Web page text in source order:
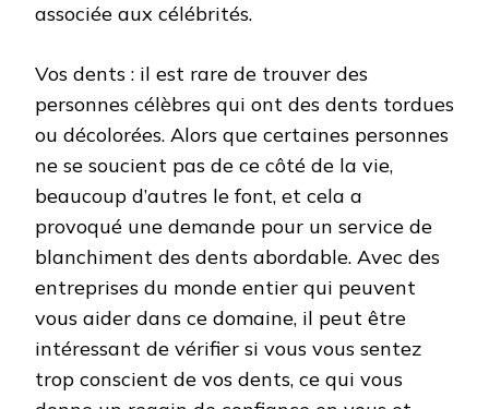
associée aux célébrités.
Vos dents : il est rare de trouver des
personnes célèbres qui ont des dents tordues
ou décolorées. Alors que certaines personnes
ne se soucient pas de ce côté de la vie,
beaucoup d’autres le font, et cela a
provoqué une demande pour un service de
blanchiment des dents abordable. Avec des
entreprises du monde entier qui peuvent
vous aider dans ce domaine, il peut être
intéressant de vérifier si vous vous sentez
trop conscient de vos dents, ce qui vous